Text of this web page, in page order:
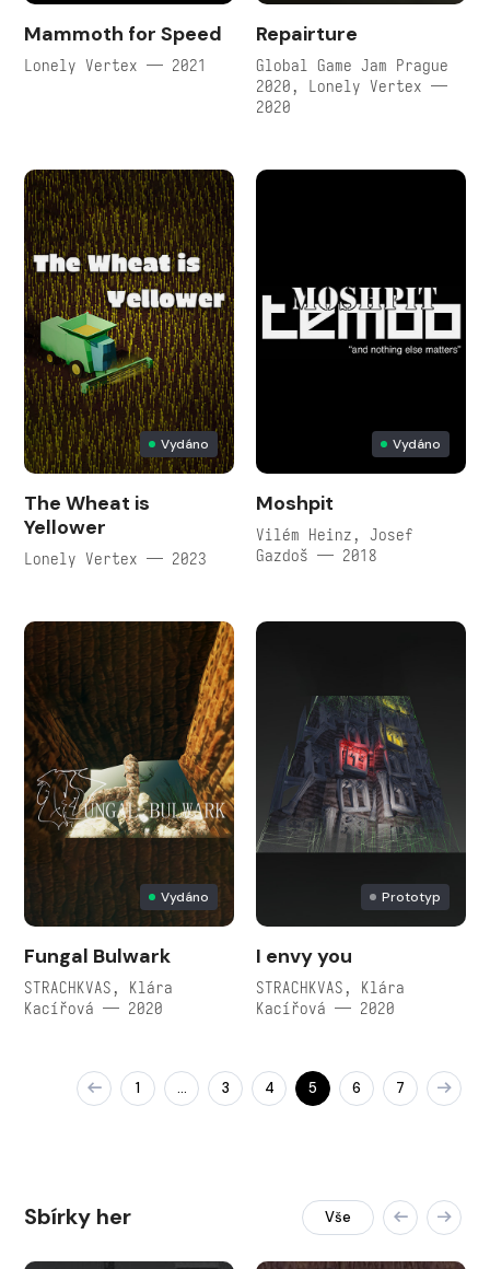
Mammoth for Speed
Lonely Vertex — 2021
Repairture
Global Game Jam Prague
2020, Lonely Vertex —
2020
Vydáno
The Wheat is
Yellower
Lonely Vertex — 2023
Vydáno
Moshpit
Vilém Heinz, Josef
Gazdoš — 2018
Vydáno
Fungal Bulwark
STRACHKVAS, Klára
Kacířová — 2020
Prototyp
I envy you
STRACHKVAS, Klára
Kacířová — 2020
1 … 3 4 5 6 7
Sbírky her Vše